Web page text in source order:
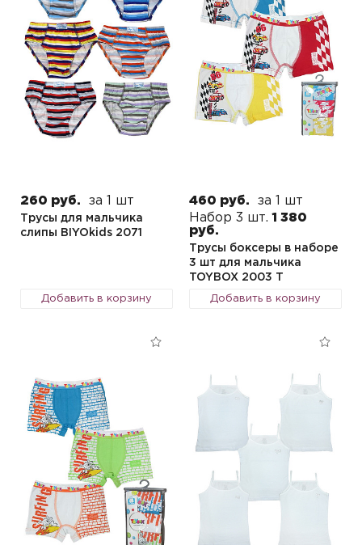
260 руб. за 1 шт
Трусы для мальчика
слипы BIYOkids 2071
Добавить в корзину
460 руб.
за 1 шт
Набор 3 шт. 1 380
руб.
Трусы боксеры в наборе
3 шт для мальчика
TOYBOX 2003 T
Добавить в корзину